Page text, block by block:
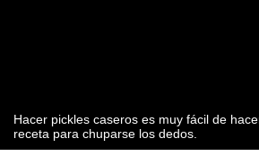
Hacer pickles caseros es muy fácil de
receta para chuparse los dedos.